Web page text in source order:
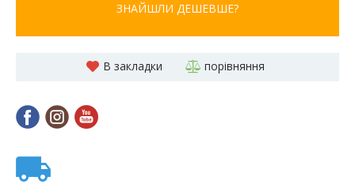
ЗНАЙШЛИ ДЕШЕВШЕ?
В закладки порівняння